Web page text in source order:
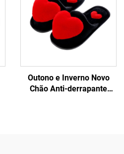
Outono e Inverno Novo
Chão Anti-derrapante